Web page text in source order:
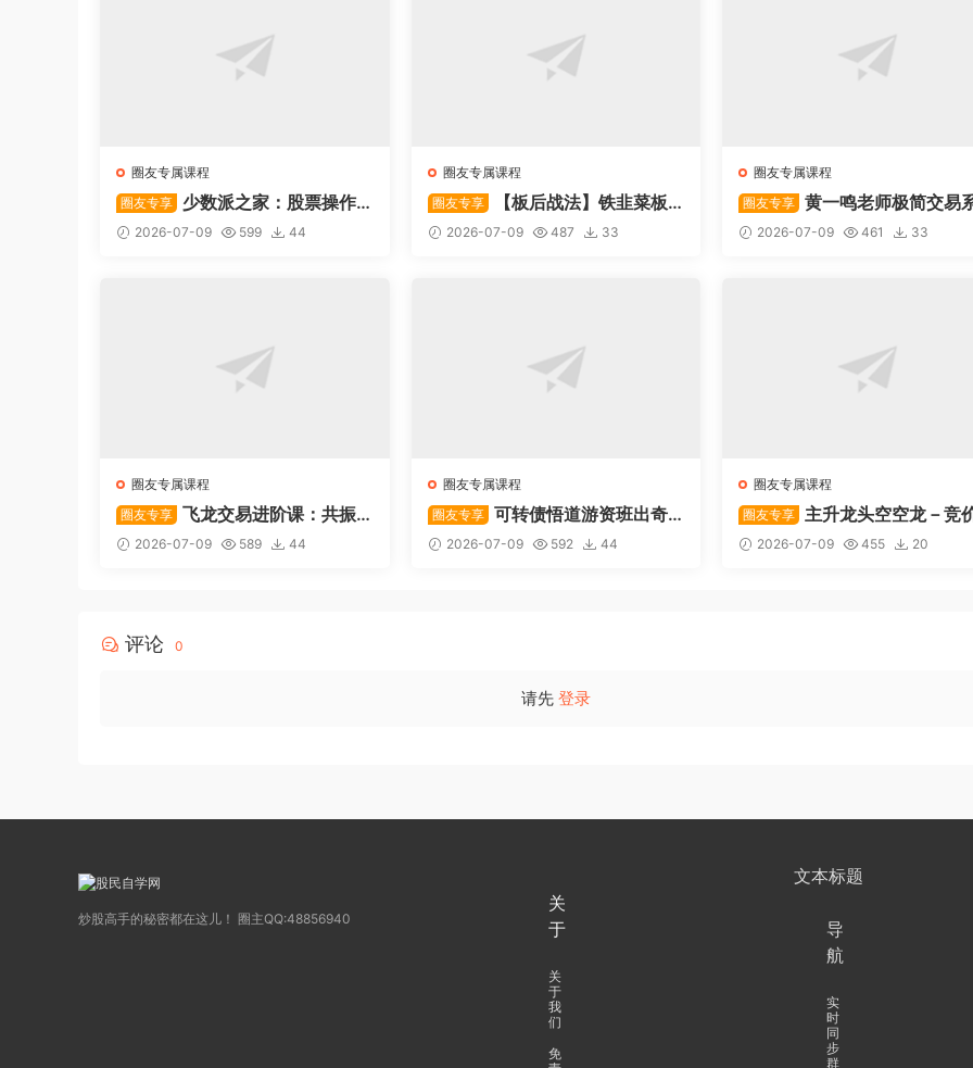
圈友专属课程
圈友专享
少数派之家：股票操作
系统—从入门到精通
2026-07-09 599 44
圈友专属课程
圈友专享
【板后战法】铁韭菜板
后强势战法
2026-07-09 487 33
圈友专属课程
圈友专享
黄一鸣老师极简交易
统 2026-07-09 461 33
圈友专属课程
圈友专享 飞龙交易进阶课：共振
战法2026-07-09 589 44
圈友专属课程
圈友专享
可转债悟道游资班出奇
系列悟道系列守正系列课程-卓妍
2026-07-09 592 44
圈友专属课程
圈友专享
主升龙头空空龙－竞
抢筹盘口的量化公式与十几年的
2026-07-09 455 20
评论 0
请先 登录
炒股高手的秘密都在这儿！ 圈主QQ:48856940
关
于
关
于
我
们
免
文本标题
导
航
实
时
同
步
群